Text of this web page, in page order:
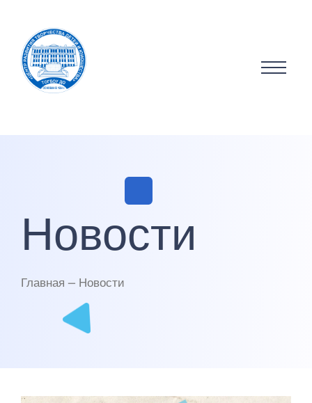
Новости
Главная — Новости